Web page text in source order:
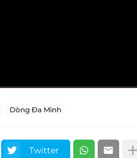
Dòng Đa Minh
Twitter